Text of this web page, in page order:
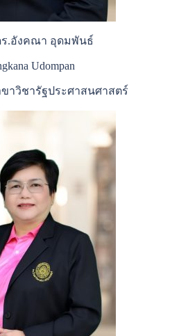
ร.อังคณา อุดมพันธ์
Udompan
าวิชารัฐประศาสนศาสตร์